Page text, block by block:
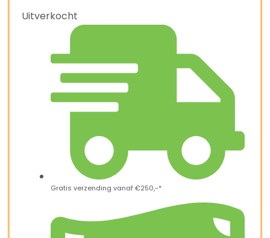
Uitverkocht
Gratis verzending vanaf €250,-*